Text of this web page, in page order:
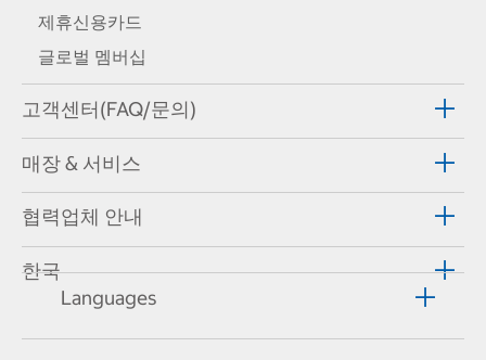
제휴신용카드
글로벌 멤버십
고객센터(FAQ/문의)
매장 & 서비스
협력업체 안내
한국
Languages